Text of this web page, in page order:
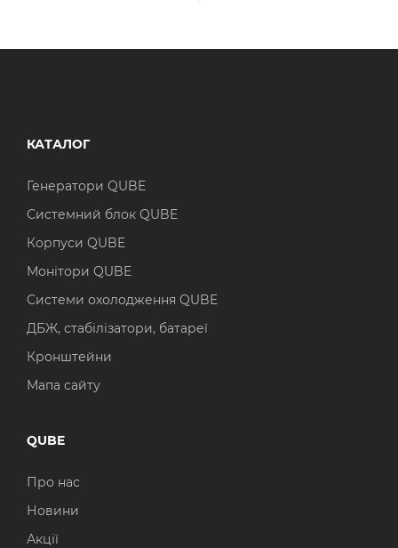
КАТАЛОГ
Генератори QUBE
Системний блок QUBE
Корпуси QUBE
Монітори QUBE
Системи охолодження QUBE
ДБЖ, стабілізатори, батареї
Кронштейни
Мапа сайту
QUBE
Про нас
Новини
Акції